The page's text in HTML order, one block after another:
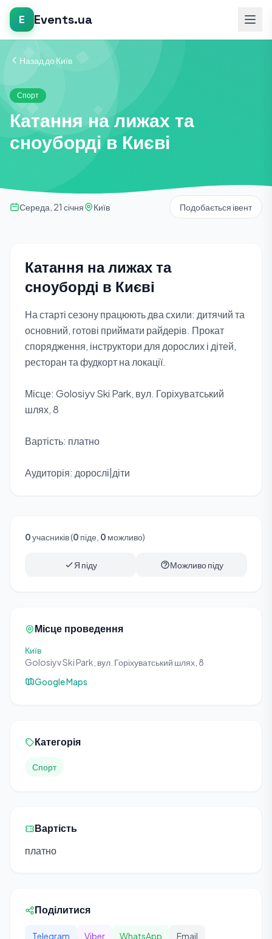
E Events.ua
Назад до Київ
Спорт
Катання на лижах та
сноуборді в Києві
Середа, 21 січня Київ Подобається івент
Катання на лижах та
сноуборді в Києві
На старті сезону працюють два схили: дитячий та
основний, готові приймати райдерів. Прокат
спорядження, інструктори для дорослих і дітей,
ресторан та фудкорт на локації.
Місце: Golosiyv Ski Park, вул. Горіхуватський
шлях, 8
Вартість: платно
Аудиторія: дорослі|діти
0учасників (0 піде, 0 можливо)
Я піду Можливо піду
Місце проведення
Київ
Golosiyv Ski Park, вул. Горіхуватський шлях, 8
Google Maps
Категорія
Спорт
Вартість
платно
Поділитися
Telegram Viber WhatsApp Email